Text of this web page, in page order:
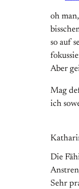
oh
so auf
Aber
Mag
ich
Die
Sehr